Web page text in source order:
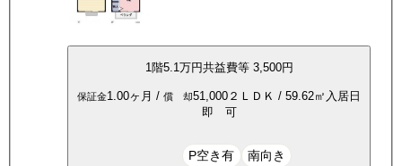
1階5.1万円共益費等 3,500円
保証金1.00ヶ月 / 償 却51,000 ２ＬＤＫ / 59.62㎡ 入居日
即 可
P空き有 南向き